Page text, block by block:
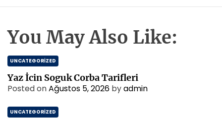
You May Also Like:
UNCATEGORIZED
Yaz İcin Soguk Corba Tarifleri
Posted onAğustos 5, 2026 byadmin
UNCATEGORIZED